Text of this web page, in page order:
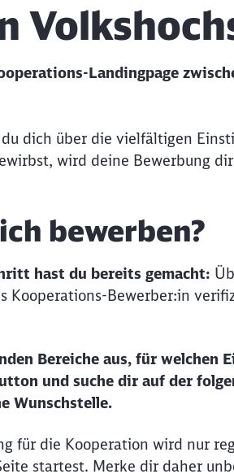
Landingpage
dich über die vielfältigen
wird deine Bewerbung
bewerben?
hast du bereits gemacht:
Kooperations-Bewerber:in
Bereiche aus, für welchen
und suche dir auf der
Wunschstelle.
für die Kooperation wird nur
startest. Merke dir daher